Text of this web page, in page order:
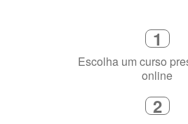
Escolha um curso
online
2
Selecione uma
flexível que se ajuste à